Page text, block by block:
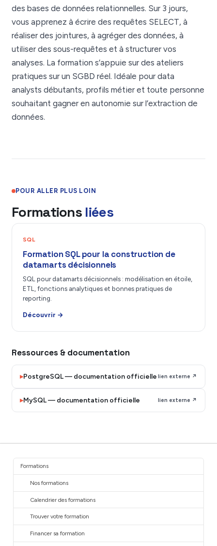
des bases de données relationnelles. Sur 3 jours,
vous apprenez à écrire des requêtes SELECT, à
réaliser des jointures, à agréger des données, à
utiliser des sous-requêtes et à structurer vos
analyses. La formation s’appuie sur des ateliers
pratiques sur un SGBD réel. Idéale pour data
analysts débutants, profils métier et toute personne
souhaitant gagner en autonomie sur l’extraction de
données.
POUR ALLER PLUS LOIN
Formations liées
SQL
Formation SQL pour la construction de
datamarts décisionnels
SQL pour datamarts décisionnels : modélisation en étoile,
ETL, fonctions analytiques et bonnes pratiques de
reporting.
Découvrir →
Ressources & documentation
▸PostgreSQL — documentation officielle lien externe ↗
▸MySQL — documentation officielle lien externe ↗
Formations
Nos formations
Calendrier des formations
Trouver votre formation
Financer sa formation